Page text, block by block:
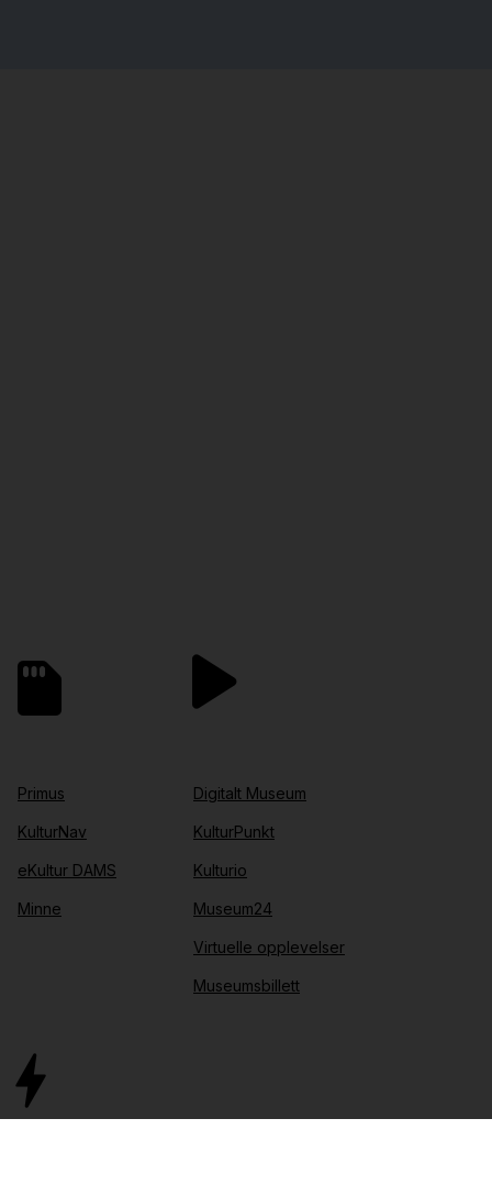
Primus
KulturNav
eKultur DAMS
Minne
Digitalt Museum
KulturPunkt
Kulturio
Museum24
Virtuelle opplevelser
Museumsbillett